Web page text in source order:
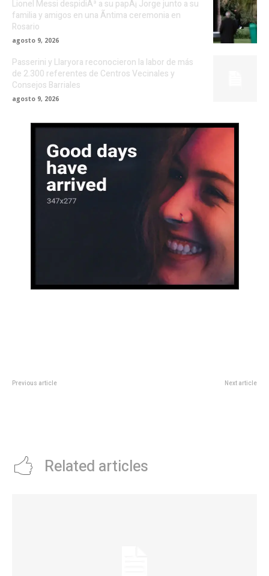
Lionel Messi despidiÃ³ a su papÃ¡ Jorge junto a su
familia y amigos en una Ã­ntima ceremonia en
Rosario
agosto 9, 2026
Passerini y Llaryora reconocieron la labor de más
de 2.300 referentes de Centros Vecinales y
Consejos Barriales
agosto 9, 2026
Previous article Next article
Related articles